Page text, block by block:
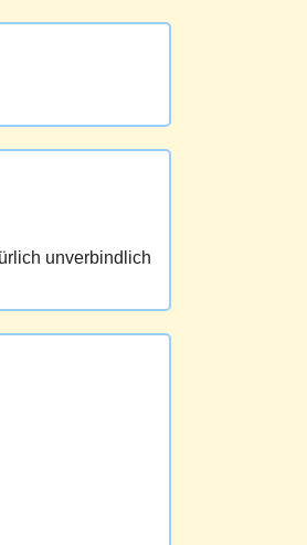
unverbindlich